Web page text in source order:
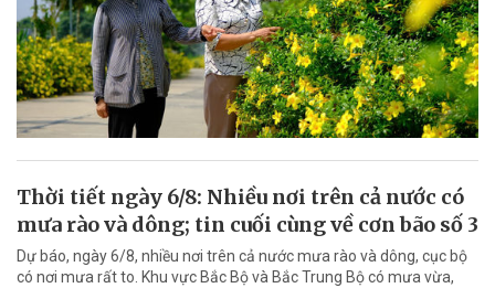
Thời tiết ngày 6/8: Nhiều nơi trên cả nước có
mưa rào và dông; tin cuối cùng về cơn bão số 3
Dự báo, ngày 6/8, nhiều nơi trên cả nước mưa rào và dông, cục bộ
có nơi mưa rất to. Khu vực Bắc Bộ và Bắc Trung Bộ có mưa vừa,